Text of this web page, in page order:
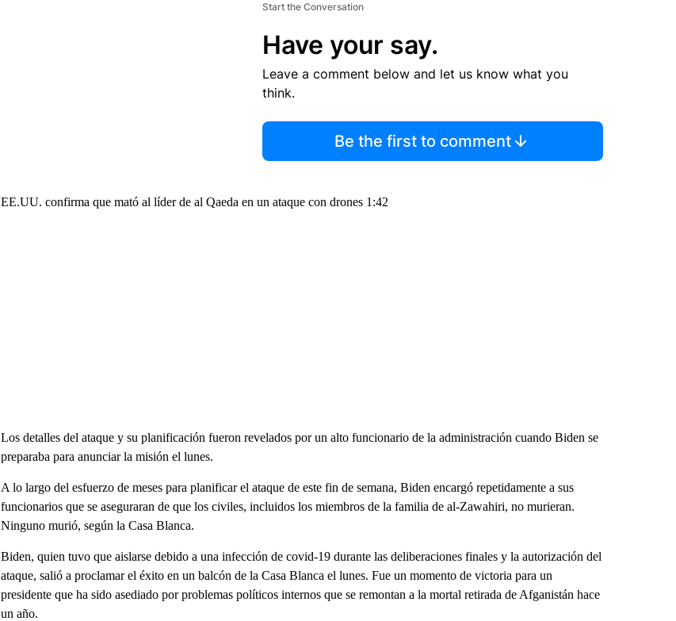
Start the Conversation
Have your say.
Leave a comment below and let us know what you
think.
Be the first to comment
EE.UU. confirma que mató al líder de al Qaeda en un ataque con drones 1:42
Los detalles del ataque y su planificación fueron revelados por un alto funcionario de la administración cuando Biden se
preparaba para anunciar la misión el lunes.
A lo largo del esfuerzo de meses para planificar el ataque de este fin de semana, Biden encargó repetidamente a sus
funcionarios que se aseguraran de que los civiles, incluidos los miembros de la familia de al-Zawahiri, no murieran.
Ninguno murió, según la Casa Blanca.
Biden, quien tuvo que aislarse debido a una infección de covid-19 durante las deliberaciones finales y la autorización del
ataque, salió a proclamar el éxito en un balcón de la Casa Blanca el lunes. Fue un momento de victoria para un
presidente que ha sido asediado por problemas políticos internos que se remontan a la mortal retirada de Afganistán hace
un año.